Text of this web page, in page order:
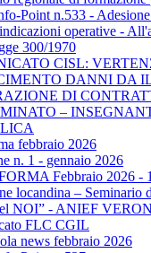
Point n.533 -
operative -
300/1970
CISL:
DANNI DA
DI
–
febbraio 2026
n. 1 - gennaio 2026
Febbraio 2026 - 1
locandina – Seminario
NOI” - ANIEF
FLC CGIL
news febbraio 2026